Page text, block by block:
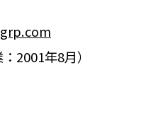
年8月）